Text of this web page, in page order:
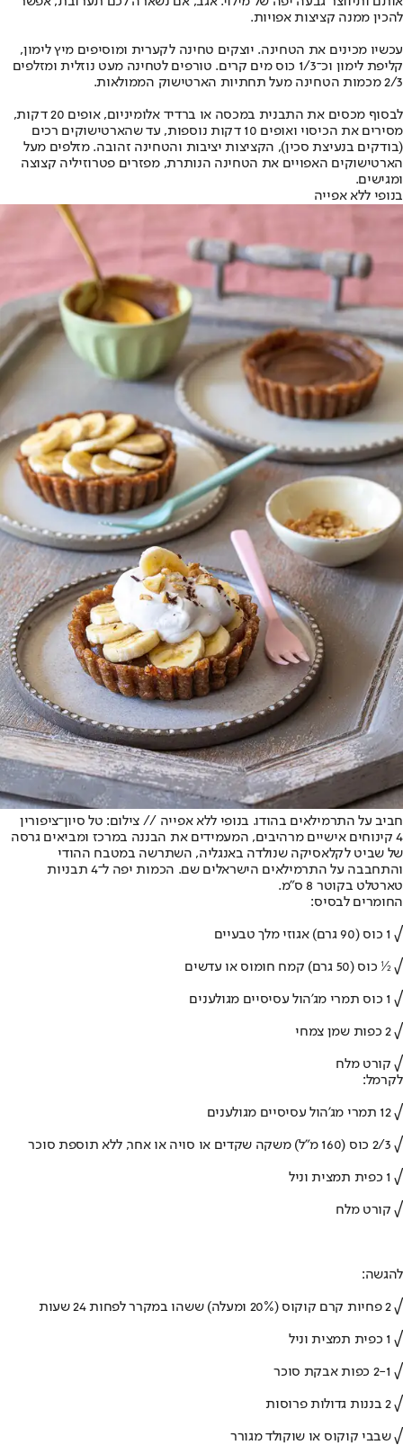
להכין ממנה קציצות אפויות.
עכשיו מכינים את הטחינה. יוצקים טחינה לקערית ומוסיפים מיץ לימון,
קליפת לימון וכ־1/3 כוס מים קרים. טורפים לטחינה מעט נוזלית ומזלפים
2/3 מכמות הטחינה מעל תחתיות הארטישוק הממולאות.
לבסוף מכסים את התבנית במכסה או ברדיד אלומיניום, אופים 20 דקות,
מסירים את הכיסוי ואופים 10 דקות נוספות, עד שהארטישוקים רכים
(בודקים בנעיצת סכין), הקציצות יציבות והטחינה זהובה. מזלפים מעל
הארטישוקים האפויים את הטחינה הנותרת, מפזרים פטרוזיליה קצוצה
ומגישים.
בנופי ללא אפייה
חביב על התרמילאים בהודו. בנופי ללא אפייה // צילום: טל סיון־ציפורין
4 קינוחים אישיים מרהיבים, המעמידים את הבננה במרכז ומביאים גרסה
של שביט לקלאסיקה שנולדה באנגליה, השתרשה במטבח ההודי
והתחבבה על התרמילאים הישראלים שם. הכמות יפה ל־4 תבניות
טארטלט בקוטר 8 ס"מ.
החומרים לבסיס:
√ 1 כוס (90 גרם) אגוזי מלך טבעיים
√ ½ כוס (50 גרם) קמח חומוס או עדשים
√ 1 כוס תמרי מג'הול עסיסיים מגולענים
√ 2 כפות שמן צמחי
√ קורט מלח
לקרמל:
√ 12 תמרי מג'הול עסיסיים מגולענים
√ 2/3 כוס (160 מ"ל) משקה שקדים או סויה או אחר, ללא תוספת סוכר
√ 1 כפית תמצית וניל
√ קורט מלח
להגשה:
√ 2 פחיות קרם קוקוס (20% ומעלה) ששהו במקרר לפחות 24 שעות
√ 1 כפית תמצית וניל
√ 2-1 כפות אבקת סוכר
√ 2 בננות גדולות פרוסות
√ שבבי קוקוס או שוקולד מגורר